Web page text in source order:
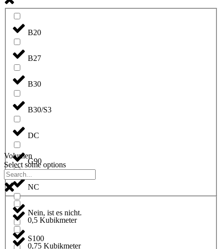
B20
B27
B30
B30/S3
DC
G90
NC
Nein, ist es nicht.
S100
Volumen
Select some options
0,5 Kubikmeter
0,75 Kubikmeter